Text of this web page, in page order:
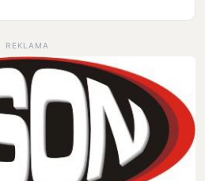
REKLAMA